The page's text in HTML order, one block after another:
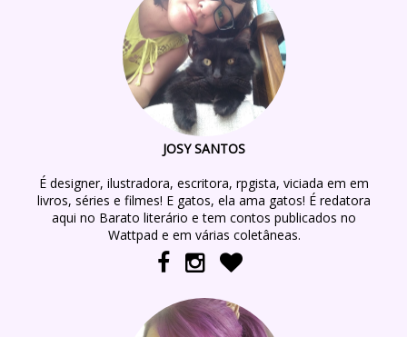
JOSY SANTOS
É designer, ilustradora, escritora, rpgista, viciada em em
livros, séries e filmes! E gatos, ela ama gatos! É redatora
aqui no Barato literário e tem contos publicados no
Wattpad e em várias coletâneas.